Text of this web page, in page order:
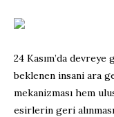
24 Kasım’da
beklenen insani ara
mekanizması hem
esirlerin geri